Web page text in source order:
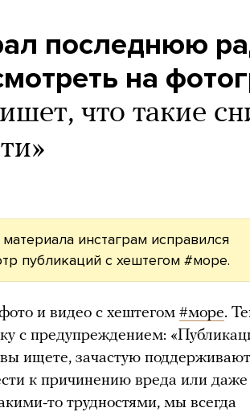
последнюю
на
что такие
инстаграм исправился
публикаций с хештегом #море.
и видео с хештегом #море.
с предупреждением:
ищете, зачастую поддерживают
к причинению вреда или даже
то трудностями, мы всегда